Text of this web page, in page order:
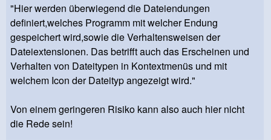
"Hier werden überwiegend die Dateiendungen
definiert,welches Programm mit welcher Endung
gespeichert wird,sowie die Verhaltensweisen der
Dateiextensionen. Das betrifft auch das Erscheinen und
Verhalten von Dateitypen in Kontextmenüs und mit
welchem Icon der Dateityp angezeigt wird."
Von einem geringeren Risiko kann also auch hier nicht
die Rede sein!